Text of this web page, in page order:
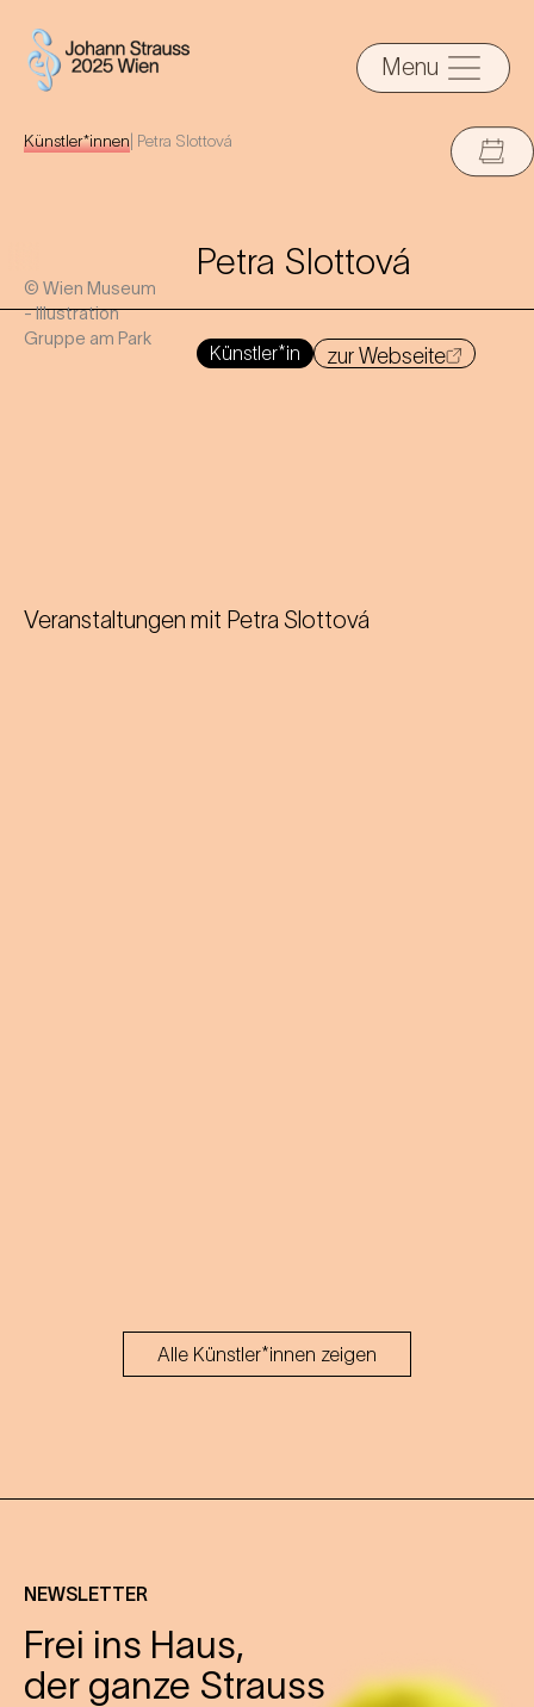
Menu
Künstler*innen Petra Slottová
© Wien Museum
- Illustration
Gruppe am Park
Petra Slottová
Künstler*in zur Webseite
Veranstaltungen mit Petra Slottová
Alle Künstler*innen zeigen
NEWSLETTER
Frei ins Haus,
der ganze Strauss